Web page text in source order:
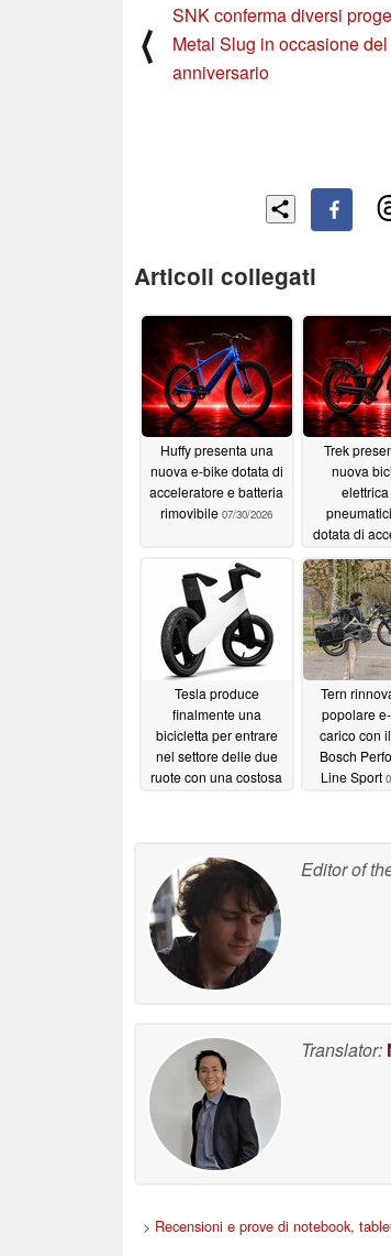
⟨
SNK conferma diversi
Metal Slug in occasione
anniversario
Articoli collegati
Huffy presenta una
nuova e-bike dotata di
acceleratore e batteria
rimovibile 07/30/2026
Trek
nuova
dotata di
miglia07/
Tesla produce
finalmente una
bicicletta per entrare
nel settore delle due
ruote con una costosa
Tern
popolare
carico con
Bosch
Line Sport
Editor of
Translator:
> Recensioni e prove di notebook,